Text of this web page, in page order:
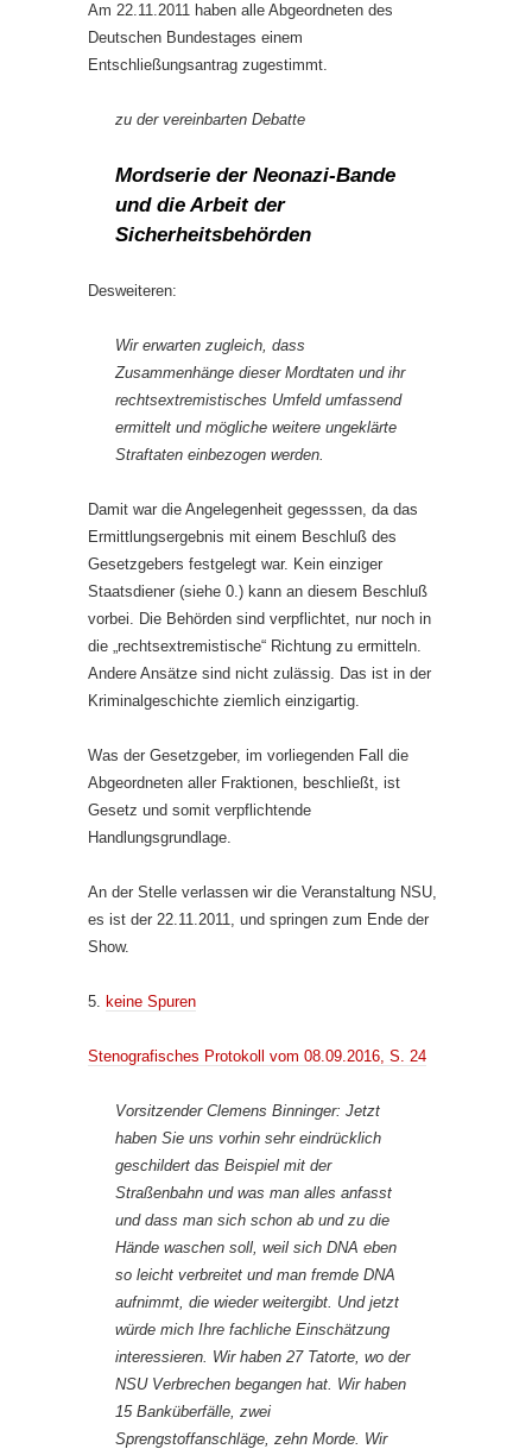
Am 22.11.2011 haben alle Abgeordneten des
Deutschen Bundestages einem
Entschließungsantrag zugestimmt.
zu der vereinbarten Debatte
Mordserie der Neonazi-Bande
und die Arbeit der
Sicherheitsbehörden
Desweiteren:
Wir erwarten zugleich, dass
Zusammenhänge dieser Mordtaten und ihr
rechtsextremistisches Umfeld umfassend
ermittelt und mögliche weitere ungeklärte
Straftaten einbezogen werden.
Damit war die Angelegenheit gegesssen, da das
Ermittlungsergebnis mit einem Beschluß des
Gesetzgebers festgelegt war. Kein einziger
Staatsdiener (siehe 0.) kann an diesem Beschluß
vorbei. Die Behörden sind verpflichtet, nur noch in
die „rechtsextremistische“ Richtung zu ermitteln.
Andere Ansätze sind nicht zulässig. Das ist in der
Kriminalgeschichte ziemlich einzigartig.
Was der Gesetzgeber, im vorliegenden Fall die
Abgeordneten aller Fraktionen, beschließt, ist
Gesetz und somit verpflichtende
Handlungsgrundlage.
An der Stelle verlassen wir die Veranstaltung NSU,
es ist der 22.11.2011, und springen zum Ende der
Show.
5. keine Spuren
Stenografisches Protokoll vom 08.09.2016, S. 24
Vorsitzender Clemens Binninger: Jetzt
haben Sie uns vorhin sehr eindrücklich
geschildert das Beispiel mit der
Straßenbahn und was man alles anfasst
und dass man sich schon ab und zu die
Hände waschen soll, weil sich DNA eben
so leicht verbreitet und man fremde DNA
aufnimmt, die wieder weitergibt. Und jetzt
würde mich Ihre fachliche Einschätzung
interessieren. Wir haben 27 Tatorte, wo der
NSU Verbrechen begangen hat. Wir haben
15 Banküberfälle, zwei
Sprengstoffanschläge, zehn Morde. Wir